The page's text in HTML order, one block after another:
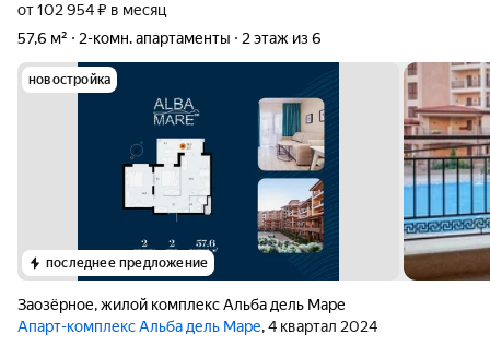
от 102 954 ₽ в месяц
57,6 м²
2-комн. апартаменты 2 этаж из 6
новостройка
последнее предложение
Заозёрное,жилой комплекс Альба дель Маре
Апарт-комплекс Альба дель Маре, 4 квартал 2024